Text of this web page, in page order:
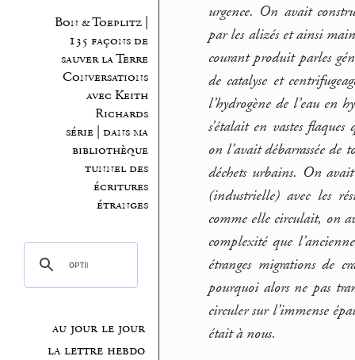
Bon & Toeplitz |
135 façons de
sauver la Terre
Conversations
avec Keith
Richards
série | dans ma
bibliothèque
tunnel des
écritures
étranges
au jour le jour
la lettre hebdo
urgence. On avait
par les alizés et ainsi
courant produit parles
de catalyse et
l’hydrogène de l’eau en
s’étalait en vastes
on l’avait débarrassée de
déchets urbains. On
(industrielle) avec les
comme elle circulait, on
complexité que
étranges migrations de
pourquoi alors ne pas
circuler sur l’immense
était à nous.